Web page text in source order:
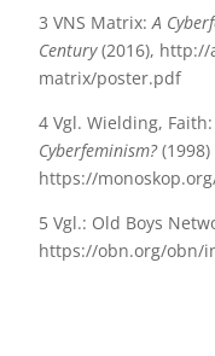
3 VNS Matrix:A
Century(2016),
matrix/poster.pdf
4 Vgl. Wielding, Faith:
Cyberfeminism?(1998)
https://
5 Vgl.: Old Boys
https://obn.org/obn/